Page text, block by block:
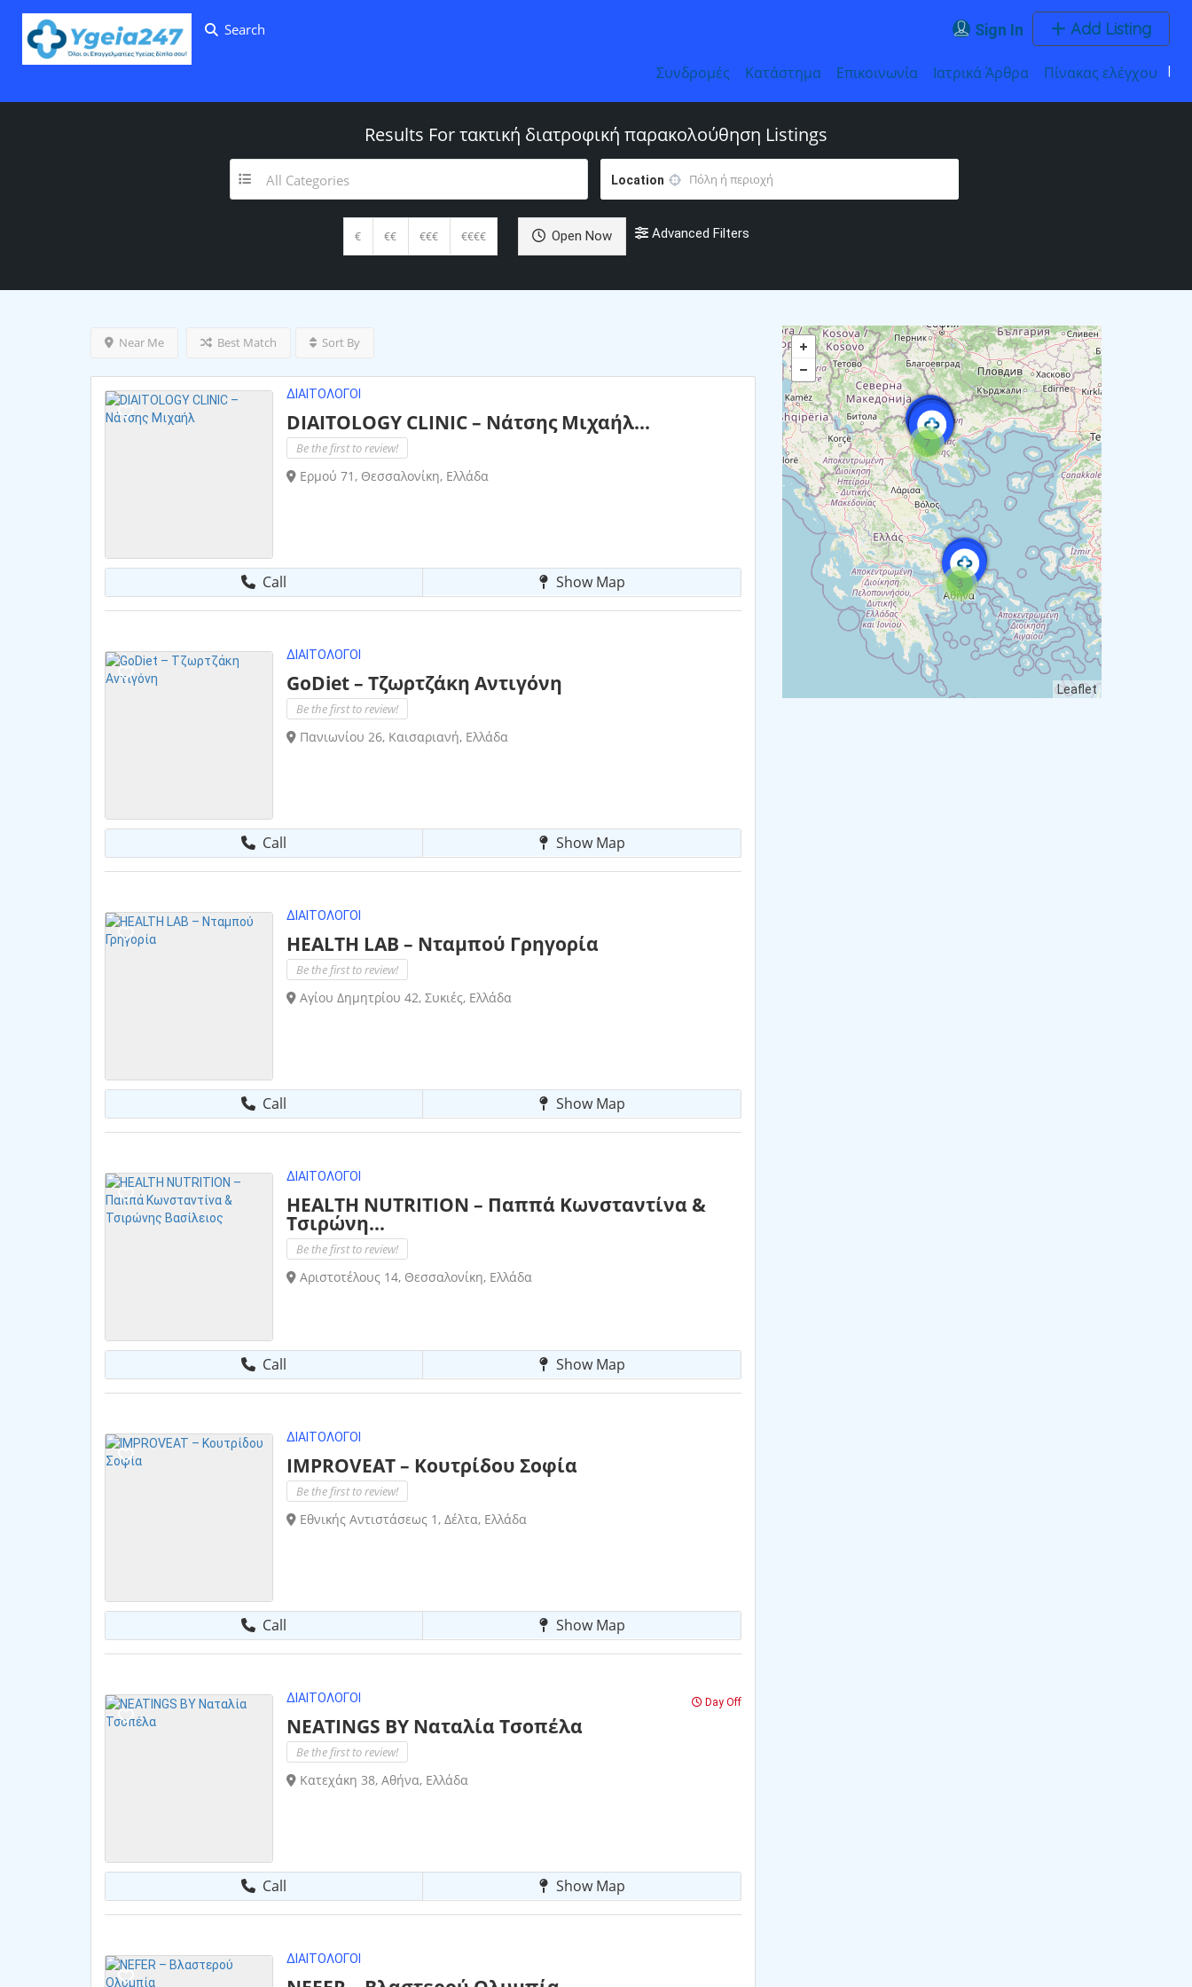
Search Sign In Add Listing
Συνδρομές Κατάστημα Επικοινωνία Ιατρικά Άρθρα Πίνακας ελέγχου
Results Forτακτική διατροφική παρακολούθηση Listings
All Categories Location
€ €€ €€€ €€€€ Open Now Advanced Filters
Near Me Best Match Sort By
ΔΙΑΙΤΟΛΌΓΟΙ
DIAITOLOGY CLINIC – Νάτσης Μιχαήλ...
Be the first to review!
Ερμού 71, Θεσσαλονίκη, Ελλάδα
Call Show Map
ΔΙΑΙΤΟΛΌΓΟΙ
GoDiet – Τζωρτζάκη Αντιγόνη
Be the first to review!
Πανιωνίου 26, Καισαριανή, Ελλάδα
Call Show Map
ΔΙΑΙΤΟΛΌΓΟΙ
HEALTH LAB – Νταμπού Γρηγορία
Be the first to review!
Αγίου Δημητρίου 42, Συκιές, Ελλάδα
Call Show Map
ΔΙΑΙΤΟΛΌΓΟΙ
HEALTH NUTRITION – Παππά Κωνσταντίνα &
Τσιρώνη...
Be the first to review!
Αριστοτέλους 14, Θεσσαλονίκη, Ελλάδα
Call Show Map
ΔΙΑΙΤΟΛΌΓΟΙ
IMPROVEAT – Κουτρίδου Σοφία
Be the first to review!
Εθνικής Αντιστάσεως 1, Δέλτα, Ελλάδα
Call Show Map
ΔΙΑΙΤΟΛΌΓΟΙ Day Off
NEATINGS BY Ναταλία Τσοπέλα
Be the first to review!
Κατεχάκη 38, Αθήνα, Ελλάδα
Call Show Map
ΔΙΑΙΤΟΛΌΓΟΙ
3
7
Leaflet